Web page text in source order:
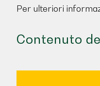
Per ulteriori
Contenuto